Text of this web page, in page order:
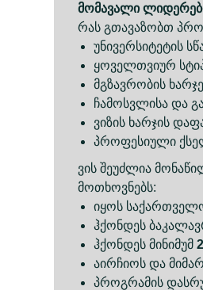
მომავალი
რას გთავაზობთ
უნივერსიტეტის
ყოველთვიურ
მგზავრობის
ჩამოსვლისა და
ვიზის ხარჯის
პროფესიული
ვის შეუძლია
მოთხოვნებს:
იყოს
ჰქონდეს
ჰქონდეს მინიმუმ
აირჩიოს და
პროგრამის